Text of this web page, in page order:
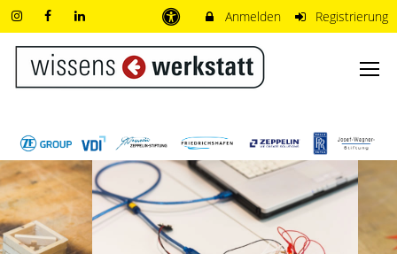
Anmelden Registrierung